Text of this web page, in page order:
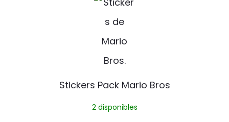
t
i
c
r
Stickers Pack Mario Bros
2 disponibles